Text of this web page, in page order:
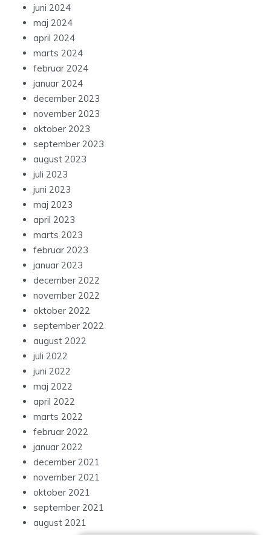
juni 2024
maj 2024
april 2024
marts 2024
februar 2024
januar 2024
december 2023
november 2023
oktober 2023
september 2023
august 2023
juli 2023
juni 2023
maj 2023
april 2023
marts 2023
februar 2023
januar 2023
december 2022
november 2022
oktober 2022
september 2022
august 2022
juli 2022
juni 2022
maj 2022
april 2022
marts 2022
februar 2022
januar 2022
december 2021
november 2021
oktober 2021
september 2021
august 2021